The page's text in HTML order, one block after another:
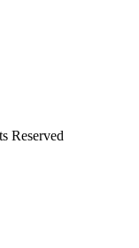
Reserved